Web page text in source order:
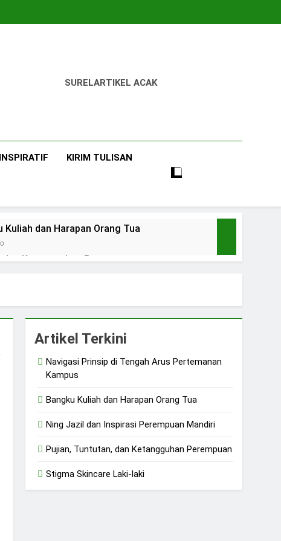
SURELARTIKEL ACAK
KIRIM TULISAN
Kuliah dan Harapan Orang Tua
Ketangguhan Perempuan
Artikel Terkini
Navigasi Prinsip di Tengah Arus Pertemanan
Kampus
Bangku Kuliah dan Harapan Orang Tua
Ning Jazil dan Inspirasi Perempuan Mandiri
Pujian, Tuntutan, dan Ketangguhan Perempuan
Stigma Skincare Laki-laki